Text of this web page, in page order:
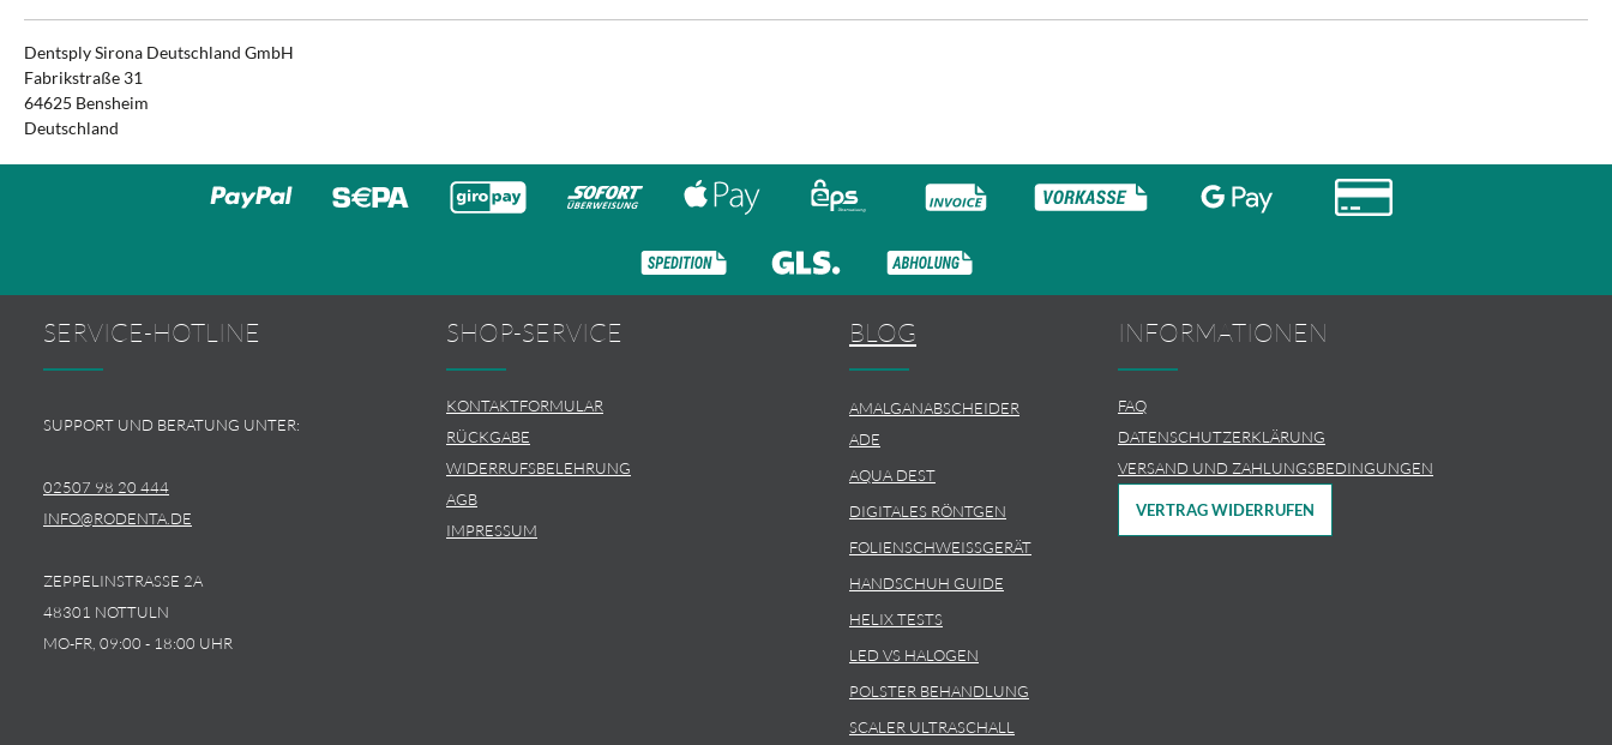
Dentsply Sirona Deutschland GmbH
Fabrikstraße 31
64625 Bensheim
Deutschland
SERVICE-HOTLINE
SUPPORT UND BERATUNG UNTER:
02507 98 20 444
INFO@RODENTA.DE
ZEPPELINSTRASSE 2A
48301 NOTTULN
MO-FR, 09:00 - 18:00 UHR
SHOP-SERVICE
KONTAKTFORMULAR
RÜCKGABE
WIDERRUFSBELEHRUNG
AGB
IMPRESSUM
BLOG
AMALGANABSCHEIDER
ADE
AQUA DEST
DIGITALES RÖNTGEN
FOLIENSCHWEISSGERÄT
HANDSCHUH GUIDE
HELIX TESTS
LED VS HALOGEN
POLSTER BEHANDLUNG
SCALER ULTRASCHALL
INFORMATIONEN
FAQ
DATENSCHUTZERKLÄRUNG
VERSAND UND ZAHLUNGSBEDINGUNGEN
VERTRAG WIDERRUFEN